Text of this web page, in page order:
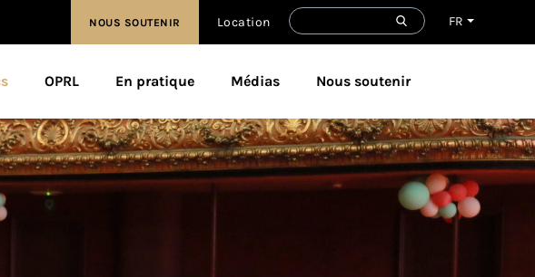
FR
NOUS SOUTENIR Location
OPRL En pratique Médias Nous soutenir